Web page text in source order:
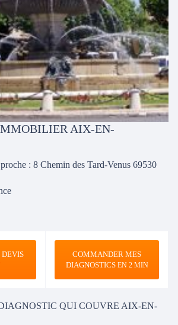
AIX-EN-
: 8 Chemin des Tard-Venus 69530
COMMANDER MES
DIAGNOSTICSEN 2 MIN
QUI COUVRE AIX-EN-